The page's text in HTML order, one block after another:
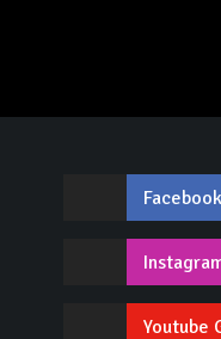
Youtube